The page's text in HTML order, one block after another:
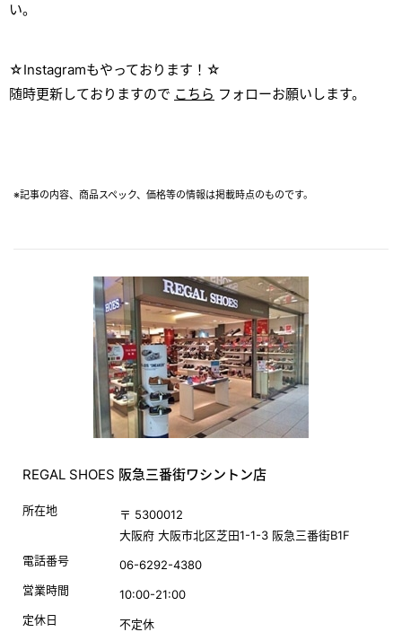
い。
☆Instagramもやっております！☆
随時更新しておりますので こちら フォローお願いします。
※記事の内容、商品スペック、価格等の情報は掲載時点のものです。
REGAL SHOES 阪急三番街ワシントン店
所在地
〒 5300012
大阪府 大阪市北区芝田1-1-3 阪急三番街B1F
電話番号
06-6292-4380
営業時間
10:00-21:00
定休日
不定休